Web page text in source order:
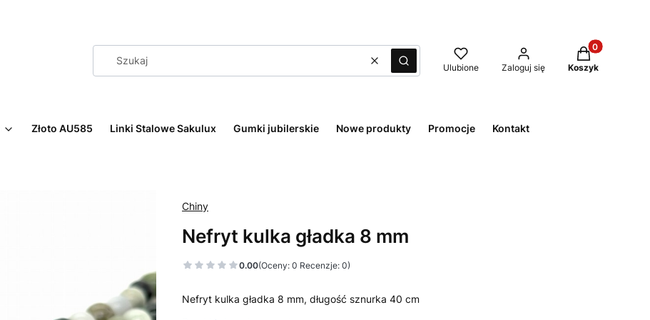
WyczyśćSzukaj Ulubione Zaloguj się
Produkty w
Koszyk
Złoto AU585 Linki Stalowe Sakulux Gumki jubilerskie Nowe produkty Promocje Kontakt
Chiny
Nefryt kulka gładka 8 mm
0.00(Oceny: 0 Recenzje: 0)
Nefryt kulka gładka 8 mm, długość sznurka 40 cm